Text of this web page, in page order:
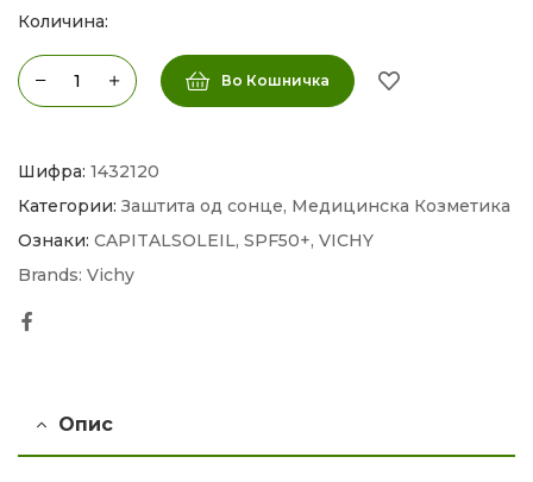
Количина:
Во Кошничка
Шифра: 1432120
Категории: Заштита од сонце, Медицинска Козметика
Ознаки: CAPITALSOLEIL, SPF50+, VICHY
Brands: Vichy
Опис